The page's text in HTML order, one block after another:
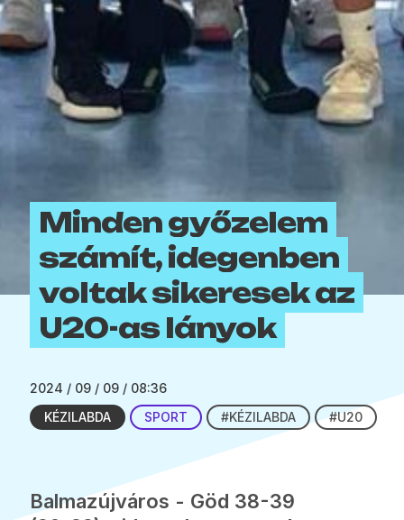
Minden győzelem
számít, idegenben
voltak sikeresek az
U20-as lányok
2024 / 09 / 09 / 08:36
KÉZILABDA
SPORT #KÉZILABDA #U20
Balmazújváros - Göd 38-39